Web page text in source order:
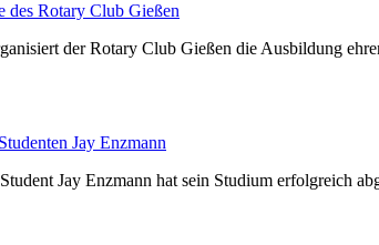
der Rotary Club Gießen die Ausbildung
Jay Enzmann hat sein Studium erfolgreich